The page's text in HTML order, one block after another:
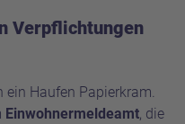
Verpflichtungen
ein Haufen Papierkram.
Einwohnermeldeamt, die